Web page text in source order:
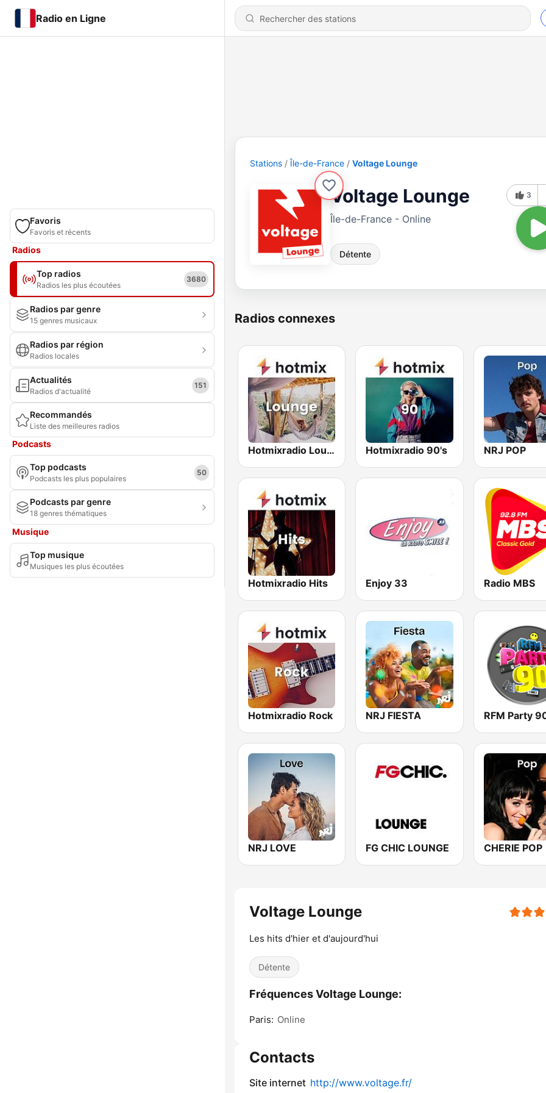
Radio en Ligne
Favoris
Favoris et récents
Radios
Top radios
Radios les plus écoutées
3680
Radios par genre
15 genres musicaux
Radios par région
Radios locales
Actualités
Radios d'actualité
151
Recommandés
Liste des meilleures radios
Podcasts
Top podcasts
Podcasts les plus populaires
50
Podcasts par genre
18 genres thématiques
Musique
Top musique
Musiques les plus écoutées
Stations Île-de-France Voltage Lounge
Voltage Lounge
Île-de-France - Online
Détente
3
Radios connexes
Hotmixradio Lounge Hotmixradio 90's NRJ POP
Hotmixradio Hits Enjoy 33 Radio MBS
Hotmixradio Rock NRJ FIESTA RFM Party
NRJ LOVE FG CHIC LOUNGE CHERIE POP
Voltage Lounge
Les hits d'hier et d'aujourd'hui
Détente
Fréquences Voltage Lounge:
Paris: Online
Contacts
Site internet http://www.voltage.fr/